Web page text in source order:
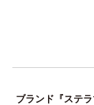
ブランド『ステ